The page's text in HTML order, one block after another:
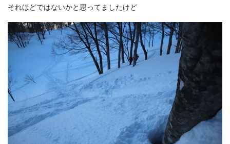
それほどではないかと思ってましたけど